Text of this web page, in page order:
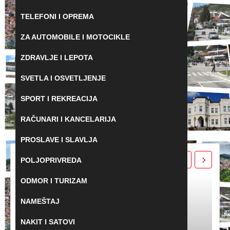
TELEFONI I OPREMA
ZA AUTOMOBILE I MOTOCIKLE
ZDRAVLJE I LEPOTA
SVETLA I OSVETLJENJE
SPORT I REKREACIJA
RAČUNARI I KANCELARIJA
PROSLAVE I SLAVLJA
POLJOPRIVREDA
ODMOR I TURIZAM
NAMEŠTAJ
NAKIT I SATOVI
POSLEDNJI OGLASI